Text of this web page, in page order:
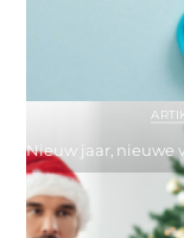
Nieuw jaar, nieuwe